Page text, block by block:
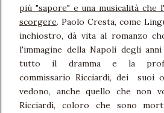
più "sapore" e una musicalità che
scorgere. Paolo Cresta, come
inchiostro, dà vita al romanzo
l'immagine della Napoli degli
tutto il dramma e la
commissario Ricciardi, dei suoi
vedono, anche quello che non
Ricciardi, coloro che sono